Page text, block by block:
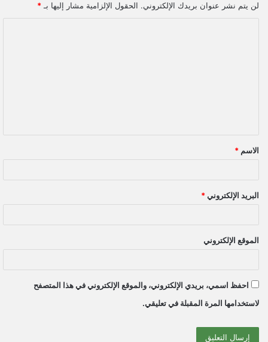
لن يتم نشر عنوان بريدك الإلكتروني. الحقول الإلزامية مشار إليها بـ *
ق
*
الاسم *
البريد الإلكتروني *
الموقع الإلكتروني
احفظ اسمي، بريدي الإلكتروني، والموقع الإلكتروني في هذا المتصفح
لاستخدامها المرة المقبلة في تعليقي.